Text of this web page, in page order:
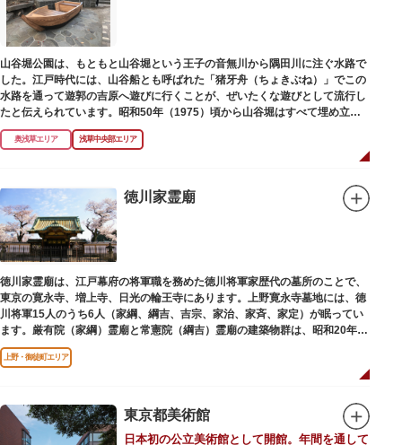
山谷堀公園は、もともと山谷堀という王子の音無川から隅田川に注ぐ水路で
した。江戸時代には、山谷船とも呼ばれた「猪牙舟（ちょきぶね）」でこの
水路を通って遊郭の吉原へ遊びに行くことが、ぜいたくな遊びとして流行し
たと伝えられています。昭和50年（1975）頃から山谷堀はすべて埋め立て
られて暗渠となり、細長い公園として生まれ変わりました。山谷堀公園に
は、猪牙舟についての説明板も設置されています。
奥浅草エリア 浅草中央部エリア
徳川家霊廟
徳川家霊廟は、江戸幕府の将軍職を務めた徳川将軍家歴代の墓所のことで、
東京の寛永寺、増上寺、日光の輪王寺にあります。上野寛永寺墓地には、徳
川将軍15人のうち6人（家綱、綱吉、吉宗、家治、家斉、家定）が眠ってい
ます。厳有院（家綱）霊廟と常憲院（綱吉）霊廟の建築物群は、昭和20年
（1945）の空襲で大部分を焼失しました。
上野・御徒町エリア
東京都美術館
日本初の公立美術館として開館。年間を通して